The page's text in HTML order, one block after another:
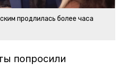
продлилась более часа
попросили